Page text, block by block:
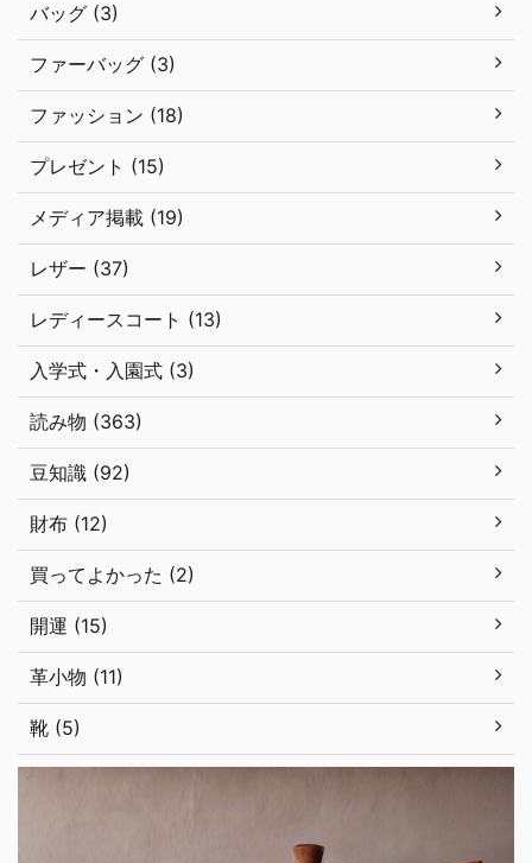
バッグ (3)
ファーバッグ (3)
ファッション (18)
プレゼント (15)
メディア掲載 (19)
レザー (37)
レディースコート (13)
入学式・入園式 (3)
読み物 (363)
豆知識 (92)
財布 (12)
買ってよかった (2)
開運 (15)
革小物 (11)
靴 (5)